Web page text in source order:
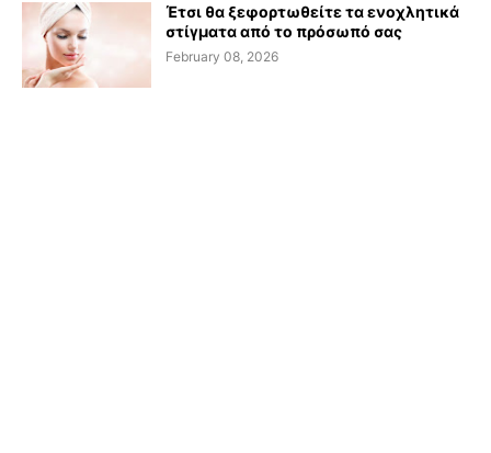
Έτσι θα ξεφορτωθείτε τα ενοχλητικά
στίγματα από το πρόσωπό σας
February 08, 2026